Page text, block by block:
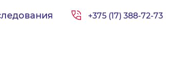
+375 (17) 388-72-73